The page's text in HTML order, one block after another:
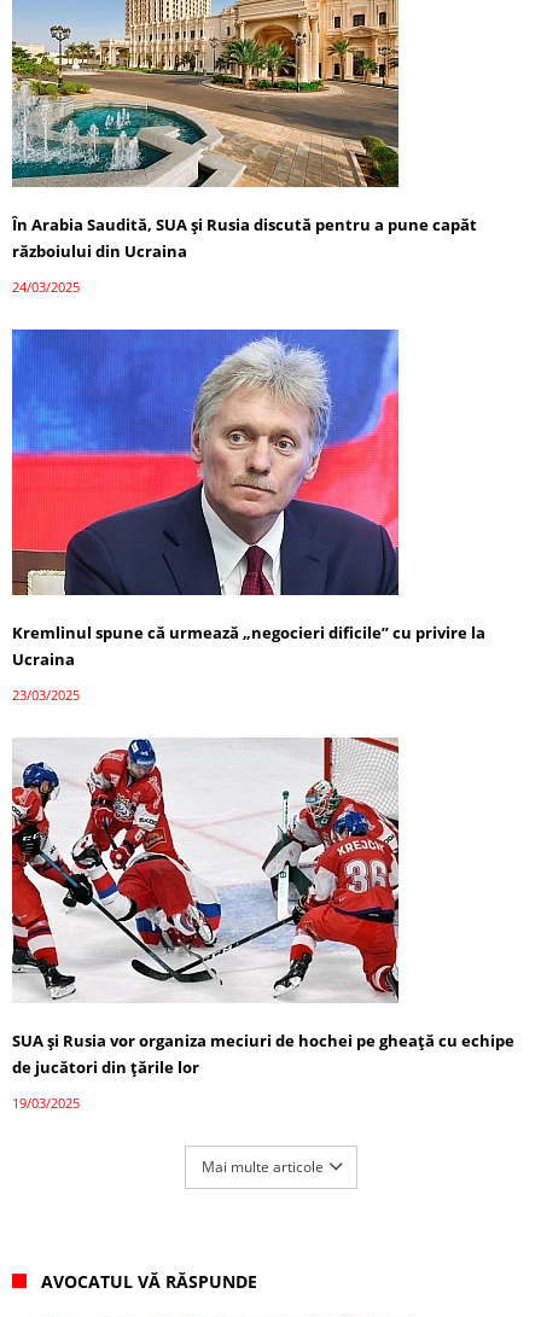
În Arabia Saudită, SUA și Rusia discută pentru a pune capăt
războiului din Ucraina
24/03/2025
Kremlinul spune că urmează „negocieri dificile” cu privire la
Ucraina
23/03/2025
SUA și Rusia vor organiza meciuri de hochei pe gheață cu echipe
de jucători din țările lor
19/03/2025
Mai multe articole
AVOCATUL VĂ RĂSPUNDE